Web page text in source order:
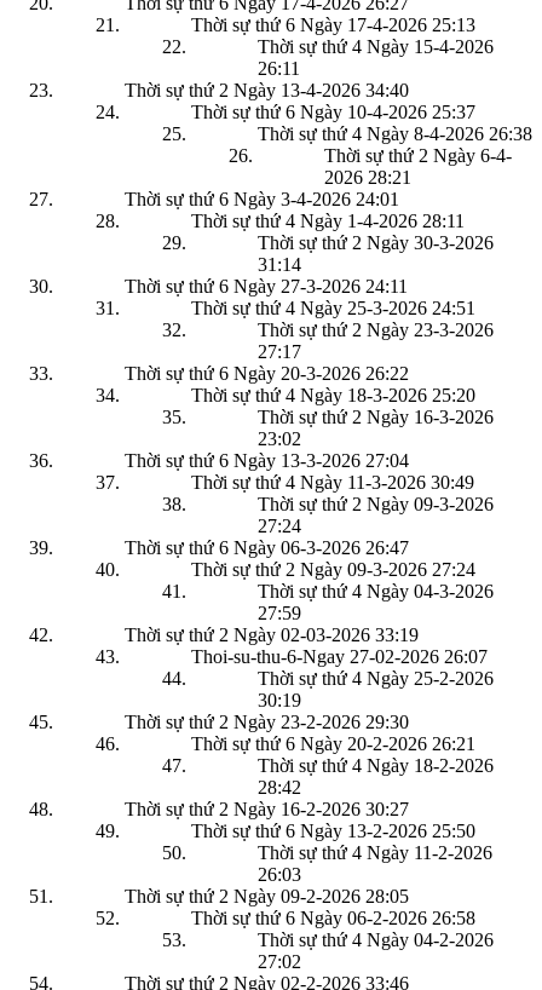
Thời sự thứ 6 Ngày 17-4-2026 25:13
Thời sự thứ 4 Ngày 15-4-2026
26:11
Thời sự thứ 2 Ngày 13-4-2026 34:40
Thời sự thứ 6 Ngày 10-4-2026 25:37
Thời sự thứ 4 Ngày 8-4-2026 26:38
Thời sự thứ 2 Ngày 6-4-
2026 28:21
Thời sự thứ 6 Ngày 3-4-2026 24:01
Thời sự thứ 4 Ngày 1-4-2026 28:11
Thời sự thứ 2 Ngày 30-3-2026
31:14
Thời sự thứ 6 Ngày 27-3-2026 24:11
Thời sự thứ 4 Ngày 25-3-2026 24:51
Thời sự thứ 2 Ngày 23-3-2026
27:17
Thời sự thứ 6 Ngày 20-3-2026 26:22
Thời sự thứ 4 Ngày 18-3-2026 25:20
Thời sự thứ 2 Ngày 16-3-2026
23:02
Thời sự thứ 6 Ngày 13-3-2026 27:04
Thời sự thứ 4 Ngày 11-3-2026 30:49
Thời sự thứ 2 Ngày 09-3-2026
27:24
Thời sự thứ 6 Ngày 06-3-2026 26:47
Thời sự thứ 2 Ngày 09-3-2026 27:24
Thời sự thứ 4 Ngày 04-3-2026
27:59
Thời sự thứ 2 Ngày 02-03-2026 33:19
Thoi-su-thu-6-Ngay 27-02-2026 26:07
Thời sự thứ 4 Ngày 25-2-2026
30:19
Thời sự thứ 2 Ngày 23-2-2026 29:30
Thời sự thứ 6 Ngày 20-2-2026 26:21
Thời sự thứ 4 Ngày 18-2-2026
28:42
Thời sự thứ 2 Ngày 16-2-2026 30:27
Thời sự thứ 6 Ngày 13-2-2026 25:50
Thời sự thứ 4 Ngày 11-2-2026
26:03
Thời sự thứ 2 Ngày 09-2-2026 28:05
Thời sự thứ 6 Ngày 06-2-2026 26:58
Thời sự thứ 4 Ngày 04-2-2026
27:02
Thời sự thứ 2 Ngày 02-2-2026 33:46